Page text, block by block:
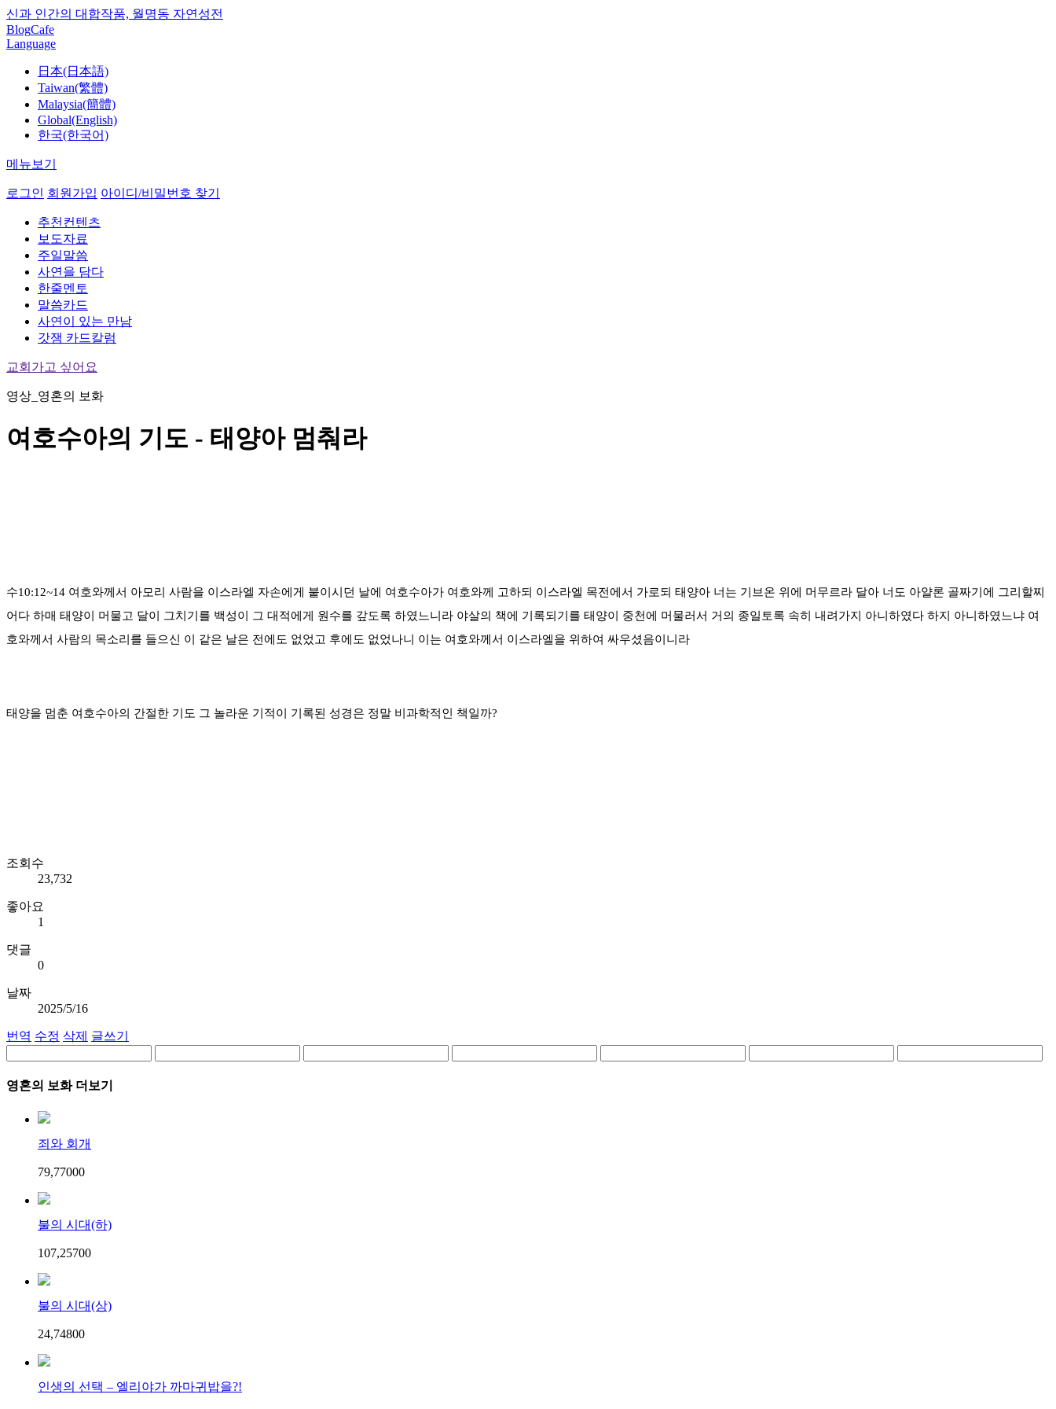
신과 인간의 대합작품, 월명동 자연성전
BlogCafe
Language
日本(日本語)
Taiwan(繁體)
Malaysia(簡體)
Global(English)
한국(한국어)
메뉴보기
로그인 회원가입 아이디/비밀번호 찾기
추천컨텐츠
보도자료
주일말씀
사연을 담다
한줄멘토
말씀카드
사연이 있는 만남
갓잼 카드칼럼
교회가고 싶어요
영상_영혼의 보화
여호수아의 기도 - 태양아 멈춰라
수10:12~14 여호와께서 아모리 사람을 이스라엘 자손에게 붙이시던 날에 여호수아가 여호와께 고하되 이스라엘 목전에서 가로되 태양아 너는 기브온 위에 머무르라 달아 너도 아얄론 골짜기에 그리할찌
어다 하매 태양이 머물고 달이 그치기를 백성이 그 대적에게 원수를 갚도록 하였느니라 야살의 책에 기록되기를 태양이 중천에 머물러서 거의 종일토록 속히 내려가지 아니하였다 하지 아니하였느냐 여
호와께서 사람의 목소리를 들으신 이 같은 날은 전에도 없었고 후에도 없었나니 이는 여호와께서 이스라엘을 위하여 싸우셨음이니라
태양을 멈춘 여호수아의 간절한 기도 그 놀라운 기적이 기록된 성경은 정말 비과학적인 책일까?
조회수
23,732
좋아요
1
댓글
0
날짜
2025/5/16
번역 수정 삭제 글쓰기
영혼의 보화 더보기
죄와 회개
79,77000
불의 시대(하)
107,25700
불의 시대(상)
24,74800
인생의 선택 – 엘리야가 까마귀밥을?!